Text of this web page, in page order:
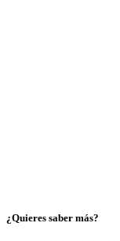
¿Quieres saber más?